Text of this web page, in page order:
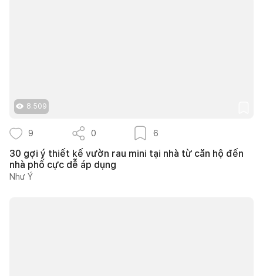
8.509
9 0 6
30 gợi ý thiết kế vườn rau mini tại nhà từ căn hộ đến
nhà phố cực dễ áp dụng
Như Ý